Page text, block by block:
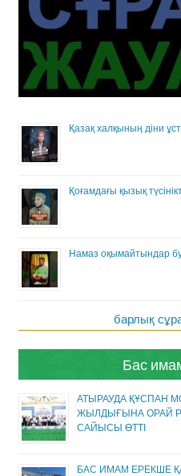
Қазақ халқының діни
Қоғамдағы қызық
Намаз оқымайтындар
барлық
Бас
АТЫРАУДА ҚҰСПАН
ЖЫЛДЫҒЫНА ОРАЙ
САЙЫСЫ ӨТТІ
БАС ИМАМ ЕРЕКШЕ